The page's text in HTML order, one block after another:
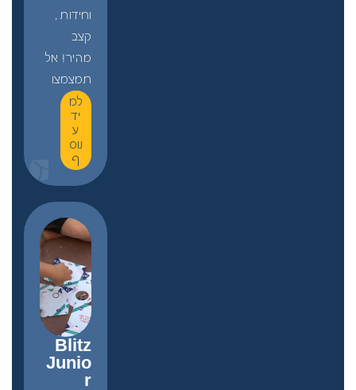
וחידות,
קצב
מהיר! אל
תמצמצו
למ
יד
ע
נוס
ף
Blitz
Junio
r